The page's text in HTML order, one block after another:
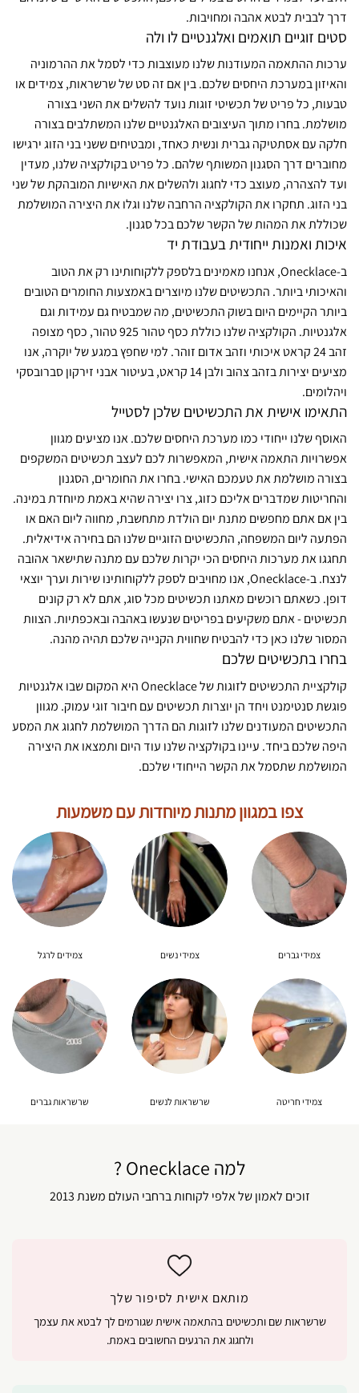
דרך לבבית לבטא אהבה ומחויבות.
סטים זוגיים תואמים ואלגנטיים לו ולה
ערכות ההתאמה המעודנות שלנו מעוצבות כדי לסמל את ההרמוניה
והאיזון במערכת היחסים שלכם. בין אם זה סט של שרשראות, צמידים או
טבעות, כל פריט של תכשיטי זוגות נועד להשלים את השני בצורה
מושלמת. בחרו מתוך העיצובים האלגנטיים שלנו המשתלבים בצורה
חלקה עם אסתטיקה גברית ונשית כאחד, ומבטיחים ששני בני הזוג ירגישו
מחוברים דרך הסגנון המשותף שלהם. כל פריט בקולקציה שלנו, מעדין
ועד להצהרה, מעוצב כדי לחגוג ולהשלים את האישיות המובהקת של שני
בני הזוג. תחקרו את הקולקציה הרחבה שלנו וגלו את היצירה המושלמת
שכוללת את המהות של הקשר שלכם בכל סגנון.
איכות ואמנות ייחודית בעבודת יד
ב-Onecklace, אנחנו מאמינים בלספק ללקוחותינו רק את הטוב
והאיכותי ביותר. התכשיטים שלנו מיוצרים באמצעות החומרים הטובים
ביותר הקיימים היום בשוק התכשיטים, מה שמבטיח גם עמידות וגם
אלגנטיות. הקולקציה שלנו כוללת כסף טהור 925 טהור, כסף מצופה
זהב 24 קראט איכותי וזהב אדום זוהר. למי שחפץ במגע של יוקרה, אנו
מציעים יצירות בזהב צהוב ולבן 14 קראט, בעיטור אבני זירקון סברובסקי
ויהלומים.
התאימו אישית את התכשיטים שלכן לסטייל
האוסף שלנו ייחודי כמו מערכת היחסים שלכם. אנו מציעים מגוון
אפשרויות התאמה אישית, המאפשרות לכם לעצב תכשיטים המשקפים
בצורה מושלמת את טעמכם האישי. בחרו את החומרים, הסגנון
והחריטות שמדברים אליכם כזוג, צרו יצירה שהיא באמת מיוחדת במינה.
בין אם אתם מחפשים מתנת יום הולדת מתחשבת, מחווה ליום האם או
הפתעה ליום המשפחה, התכשיטים הזוגיים שלנו הם בחירה אידיאלית.
תחגגו את מערכות היחסים הכי יקרות שלכם עם מתנה שתישאר אהובה
לנצח. ב-Onecklace, אנו מחויבים לספק ללקוחותינו שירות וערך יוצאי
דופן. כשאתם רוכשים מאתנו תכשיטים מכל סוג, אתם לא רק קונים
תכשיטים - אתם משקיעים בפריטים שנעשו באהבה ובאכפתיות. הצוות
המסור שלנו כאן כדי להבטיח שחווית הקנייה שלכם תהיה מהנה.
בחרו בתכשיטים שלכם
קולקציית התכשיטים לזוגות של Onecklace היא המקום שבו אלגנטיות
פוגשת סנטימנט ויחד הן יוצרות תכשיטים עם חיבור זוגי עמוק. מגוון
התכשיטים המעודנים שלנו לזוגות הם הדרך המושלמת לחגוג את המסע
היפה שלכם ביחד. עיינו בקולקציה שלנו עוד היום ותמצאו את היצירה
המושלמת שתסמל את הקשר הייחודי שלכם.
צפו במגוון מתנות מיוחדות עם משמעות
צמידי גברים צמידי נשים צמידים לרגל
צמידי חריטה שרשראות לנשים שרשראות גברים
למה Onecklace ?
זוכים לאמון של אלפי לקוחות ברחבי העולם משנת 2013
מותאם אישית לסיפור שלך
שרשראות שם ותכשיטים בהתאמה אישית שגורמים לך לבטא את עצמך
ולחגוג את הרגעים החשובים באמת.